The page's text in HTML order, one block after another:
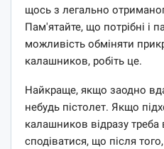
щось з легально
Пам'ятайте, що потрібні і
можливість обміняти
калашников, робіть це.
Найкраще, якщо заодно
небудь пістолет. Якщо
калашников відразу
сподіватися, що після